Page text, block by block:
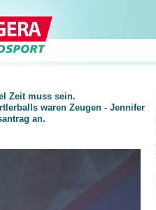
Zeit muss sein.
waren Zeugen - Jennifer
an.